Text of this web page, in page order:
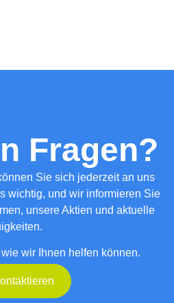
Fragen?
Sie sich jederzeit an uns
wichtig, und wir informieren Sie
unsere Aktien und aktuelle
wir Ihnen helfen können.